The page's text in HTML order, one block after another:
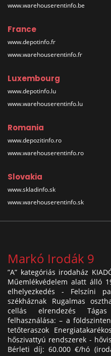
www.warehouserentinfo.be
France
www.depotinfo.fr
www.warehouserentinfo.fr
Luxembourg
www.depotinfo.lu
www.warehouserentinfo.lu
Romania
www.depozitinfo.ro
www.warehouserentinfo.ro
Slovakia
www.skladinfo.sk
www.warehouserentinfo.sk
Markó Irodák 9
”A” kategóriás irodaház
Műemlékvédelem alatt álló
elhelyezkedés - Felszíni
székháznak Rugalmas
cellás elrendezés
felhasználása: – a
tetőteraszok
hőszivattyú rendszerek -
Bérleti díj: 60.000 €/hó